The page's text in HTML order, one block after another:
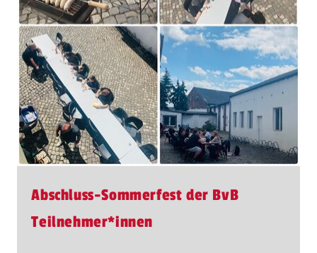
Abschluss-Sommerfest der BvB
Teilnehmer​*innen